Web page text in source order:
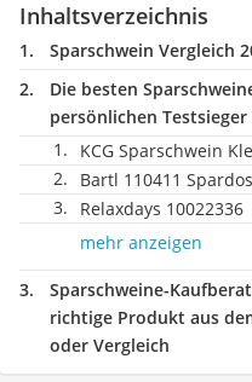
Inhaltsverzeichnis
Sparschwein Vergleich
Die besten
persönlichen
KCG Sparschwein
Bartl 110411
Relaxdays 10022336
mehr anzeigen
Sparschweine-
richtige Produkt aus
oder Vergleich